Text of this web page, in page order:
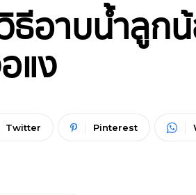
ธีอาบน้ำลูก
แง
Twitter Pinterest